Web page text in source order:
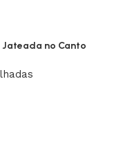
no Canto